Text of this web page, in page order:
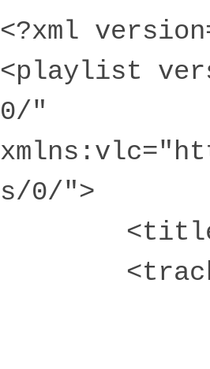
<?xml
<playlist
0/"
s/0/">
<title>歌